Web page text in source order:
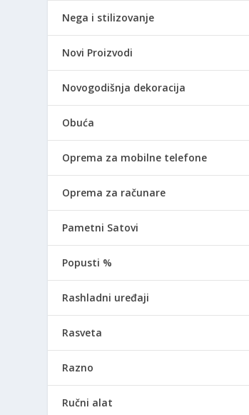
Nega i stilizovanje
Novi Proizvodi
Novogodišnja dekoracija
Obuća
Oprema za mobilne telefone
Oprema za računare
Pametni Satovi
Popusti %
Rashladni uređaji
Rasveta
Razno
Ručni alat